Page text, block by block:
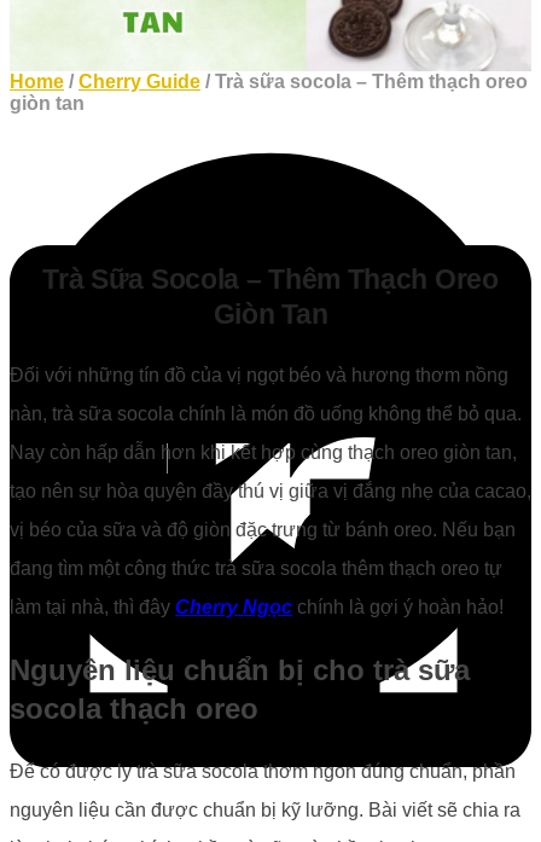
Home / Cherry Guide / Trà sữa socola – Thêm thạch oreo
giòn tan
Trà Sữa Socola – Thêm Thạch Oreo
Giòn Tan
Đối với những tín đồ của vị ngọt béo và hương thơm nồng
nàn, trà sữa socola chính là món đồ uống không thể bỏ qua.
Nay còn hấp dẫn hơn khi kết hợp cùng thạch oreo giòn tan,
tạo nên sự hòa quyện đầy thú vị giữa vị đắng nhẹ của cacao,
vị béo của sữa và độ giòn đặc trưng từ bánh oreo. Nếu bạn
đang tìm một công thức trà sữa socola thêm thạch oreo tự
làm tại nhà, thì đây Cherry Ngọc chính là gợi ý hoàn hảo!
Nguyên liệu chuẩn bị cho trà sữa
socola thạch oreo
Để có được ly trà sữa socola thơm ngon đúng chuẩn, phần
nguyên liệu cần được chuẩn bị kỹ lưỡng. Bài viết sẽ chia ra